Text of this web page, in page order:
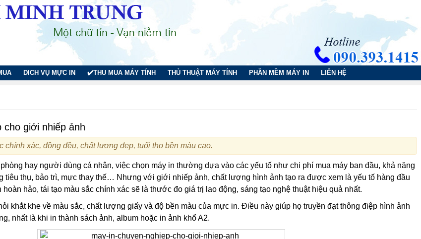
DICH VỤ MỰC IN ✔️THU MUA MÁY TÍNH THỦ THUẬT MÁY TÍNH PHẦN MỀM MÁY IN LIÊN HỆ
cho giới nhiếp ảnh
chính xác, đồng đều, chất lượng đẹp, tuổi thọ bền màu cao.
hay người dùng cá nhân, việc chọn máy in thường dựa vào các yếu tố như chi phí mua máy ban đầu, khả năng
tiêu thụ, bảo trì, mực thay thế… Nhưng với giới nhiếp ảnh, chất lượng hình ảnh tạo ra được xem là yếu tố hàng đầu
hảo, tái tạo màu sắc chính xác sẽ là thước đo giá trị lao động, sáng tạo nghệ thuật hiệu quả nhất.
khắt khe về màu sắc, chất lượng giấy và độ bền màu của mực in. Điều này giúp họ truyền đạt thông điệp hình ảnh
nhất là khi in thành sách ảnh, album hoặc in ảnh khổ A2.